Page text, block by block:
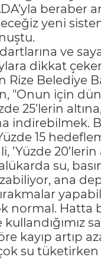
beraber
yeni
ve
dikkat
Rize Belediye
"Onun için
25’lerin
indirebilmek.
15
’Yüzde 20’lerin
su,
ana
normal. Hatta
kayıp artıp
su tüketirken